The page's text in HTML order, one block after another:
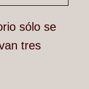
sólo se
tres